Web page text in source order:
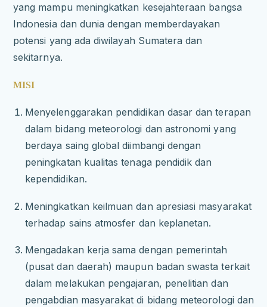
yang mampu meningkatkan kesejahteraan bangsa
Indonesia dan dunia dengan memberdayakan
potensi yang ada diwilayah Sumatera dan
sekitarnya.
MISI
Menyelenggarakan pendidikan dasar dan terapan
dalam bidang meteorologi dan astronomi yang
berdaya saing global diimbangi dengan
peningkatan kualitas tenaga pendidik dan
kependidikan.
Meningkatkan keilmuan dan apresiasi masyarakat
terhadap sains atmosfer dan keplanetan.
Mengadakan kerja sama dengan pemerintah
(pusat dan daerah) maupun badan swasta terkait
dalam melakukan pengajaran, penelitian dan
pengabdian masyarakat di bidang meteorologi dan